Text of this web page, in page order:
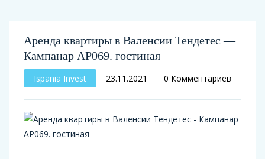
Аренда квартиры в Валенсии Тендетес —
Кампанар АР069. гостиная
Ispania Invest 23.11.2021 0 Комментариев